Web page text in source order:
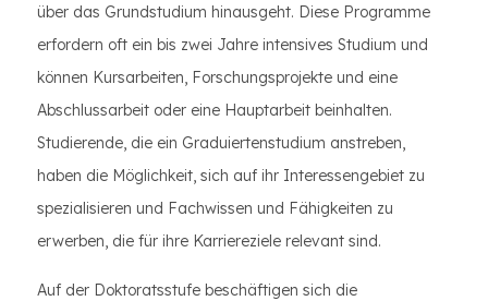
über das Grundstudium hinausgeht. Diese Programme
erfordern oft ein bis zwei Jahre intensives Studium und
können Kursarbeiten, Forschungsprojekte und eine
Abschlussarbeit oder eine Hauptarbeit beinhalten.
Studierende, die ein Graduiertenstudium anstreben,
haben die Möglichkeit, sich auf ihr Interessengebiet zu
spezialisieren und Fachwissen und Fähigkeiten zu
erwerben, die für ihre Karriereziele relevant sind.
Auf der Doktoratsstufe beschäftigen sich die